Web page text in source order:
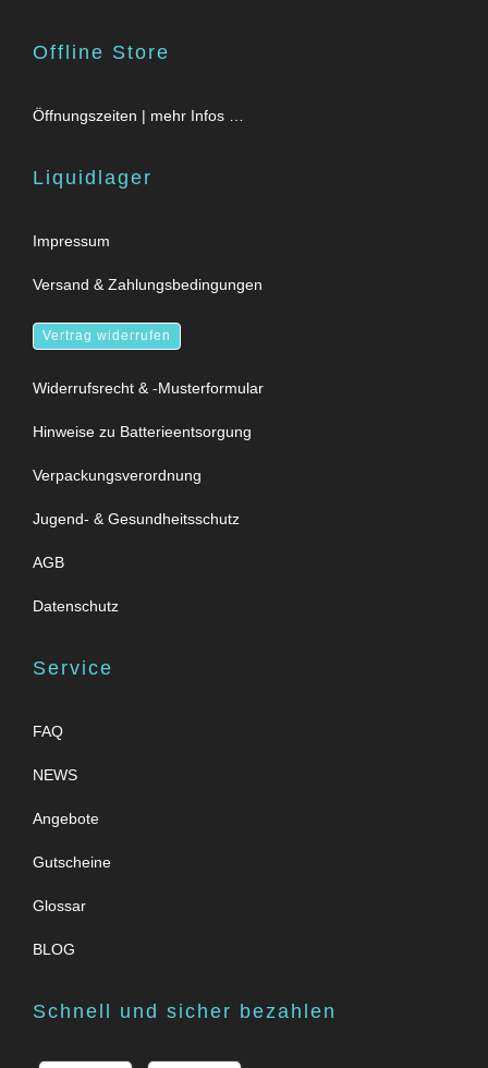
Offline Store
Öffnungszeiten | mehr Infos …
Liquidlager
Impressum
Versand & Zahlungsbedingungen
Vertrag widerrufen
Widerrufsrecht & -Musterformular
Hinweise zu Batterieentsorgung
Verpackungsverordnung
Jugend- & Gesundheitsschutz
AGB
Datenschutz
Service
FAQ
NEWS
Angebote
Gutscheine
Glossar
BLOG
Schnell und sicher bezahlen